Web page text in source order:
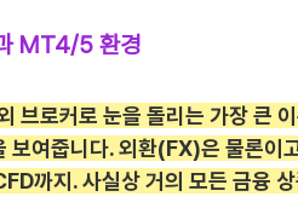
MT4/5 환경
브로커로 눈을 돌리는 가장 큰
보여줍니다. 외환(FX)은 물론
까지. 사실상 거의 모든 금융